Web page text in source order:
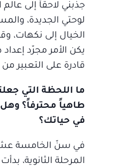
جذبني لاحقاً إلى
لوحتي الجديدة،
الخيال إلى نكهات،
يكن الأمر مجرّد
قادرة على التعبير
ما اللحظة التي
طاهياً محترفاً؟
في حياتك؟
في سنّ الخامسة
المرحلة الثانوية،